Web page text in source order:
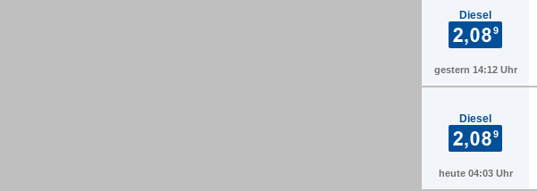
Diesel
gestern 14:12 Uhr
Diesel
heute 04:03 Uhr